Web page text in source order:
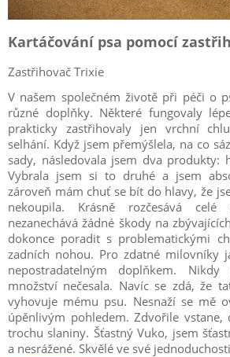
Kartáčování psa pomocí
Zastřihovač Trixie
V našem společném životě při péči o
různé doplňky. Některé fungovaly
prakticky zastřihovaly jen vrchní
selhání. Když jsem přemýšlela, na co
sady, následovala jsem dva produkty:
Vybrala jsem si to druhé a jsem
zároveň mám chuť se bít do hlavy, že
nekoupila. Krásně rozčesává
nezanechává žádné škody na
dokonce poradit s problematickými
zadních nohou. Pro zdatné milovníky
nepostradatelným doplňkem.
množství nečesala. Navíc se zdá, že
vyhovuje mému psu. Nesnaží se mě
úpěnlivým pohledem. Zdvořile vstane,
trochu slaniny. Šťastný Vuko, jsem
a nesrážené. Skvělé ve své